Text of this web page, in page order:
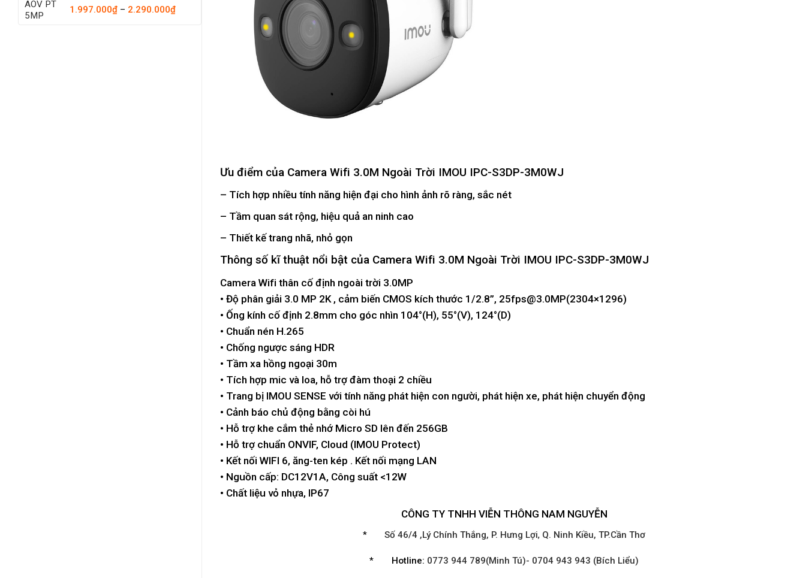
1.997.000₫ – 2.290.000₫Khoảng
Ưu điểm của Camera Wifi 3.0M Ngoài Trời IMOU IPC-S3DP-3M0WJ
– Tích hợp nhiều tính năng hiện đại cho hình ảnh rõ ràng, sắc nét
– Tầm quan sát rộng, hiệu quả an ninh cao
– Thiết kế trang nhã, nhỏ gọn
Thông số kĩ thuật nổi bật của Camera Wifi 3.0M Ngoài Trời IMOU IPC-S3DP-3M0WJ
Camera Wifi thân cố định ngoài trời 3.0MP
• Độ phân giải 3.0 MP 2K , cảm biến CMOS kích thước 1/2.8”, 25fps@3.0MP(2304×1296)
• Ống kính cố định 2.8mm cho góc nhìn 104°(H), 55°(V), 124°(D)
• Chuẩn nén H.265
• Chống ngược sáng HDR
• Tầm xa hồng ngoại 30m
• Tích hợp mic và loa, hỗ trợ đàm thoại 2 chiều
• Trang bị IMOU SENSE với tính năng phát hiện con người, phát hiện xe, phát hiện chuyển động
• Cảnh báo chủ động bằng còi hú
• Hỗ trợ khe cắm thẻ nhớ Micro SD lên đến 256GB
• Hỗ trợ chuẩn ONVIF, Cloud (IMOU Protect)
• Kết nối WIFI 6, ăng-ten kép . Kết nối mạng LAN
• Nguồn cấp: DC12V1A, Công suất <12W
• Chất liệu vỏ nhựa, IP67
CÔNG TY TNHH VIỄN THÔNG NAM NGUYỄN
* Số 46/4 ,Lý Chính Thắng, P. Hưng Lợi, Q. Ninh Kiều, TP.Cần Thơ
* Hotline: 0773 944 789(Minh Tú)- 0704 943 943 (Bích Liểu)